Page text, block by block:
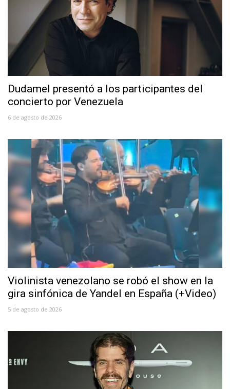
Dudamel presentó a los participantes del
concierto por Venezuela
6 de agosto de 2026
Violinista venezolano se robó el show en la
gira sinfónica de Yandel en España (+Video)
5 de agosto de 2026